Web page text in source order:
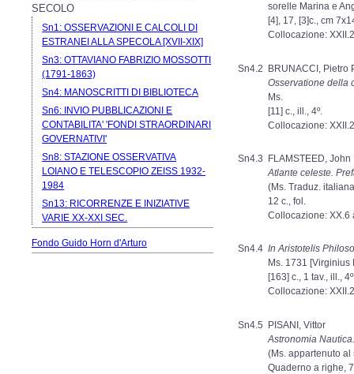
SECOLO
Sn1: OSSERVAZIONI E CALCOLI DI
ESTRANEI ALLA SPECOLA [XVII-XIX]
Sn3: OTTAVIANO FABRIZIO MOSSOTTI
(1791-1863)
Sn4: MANOSCRITTI DI BIBLIOTECA
Sn6: INVIO PUBBLICAZIONI E
CONTABILITA' 'FONDI STRAORDINARI
GOVERNATIVI'
Sn8: STAZIONE OSSERVATIVA
LOIANO E TELESCOPIO ZEISS 1932-
1984
Sn13: RICORRENZE E INIZIATIVE
VARIE XX-XXI SEC.
Fondo Guido Horn d'Arturo
sorelle Marina e
[4], 17, [3]c., cm
Collocazione:
Sn4.2 BRUNACCI, Pietro
Osservatione della
Ms.
[11] c., ill., 4º.
Collocazione:
Sn4.3
FLAMSTEED, John
Atlante celeste.
(Ms. Traduz.
12 c., fol.
Collocazione: XX.6
Sn4.4 In Aristotelis
Ms. 1731 [Virginius
[163] c., 1 tav., ill.,
Collocazione:
Sn4.5 PISANI, Vittor
Astronomia Nautica.
(Ms. appartenuto al
Quaderno a righe,